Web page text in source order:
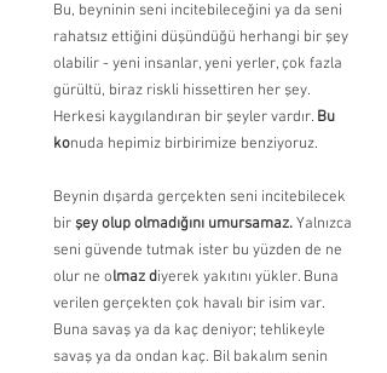
Bu, beyninin seni incitebileceğini ya da seni
rahatsız ettiğini düşündüğü herhangi bir şey
olabilir - yeni insanlar, yeni yerler, çok fazla
gürültü, biraz riskli hissettiren her şey.
Herkesi kaygılandıran bir şeyler vardır. Bu
konuda hepimiz birbirimize benziyoruz.
Beynin dışarda gerçekten seni incitebilecek
bir şey olup olmadığını umursamaz. Yalnızca
seni güvende tutmak ister bu yüzden de ne
olur ne olmaz diyerek yakıtını yükler. Buna
verilen gerçekten çok havalı bir isim var.
Buna savaş ya da kaç deniyor; tehlikeyle
savaş ya da ondan kaç. Bil bakalım senin